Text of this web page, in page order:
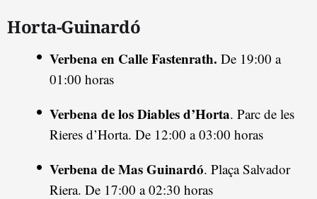
Horta-Guinardó
Verbena en Calle Fastenrath. De 19:00 a
01:00 horas
Verbena de los Diables d’Horta. Parc de les
Rieres d’Horta. De 12:00 a 03:00 horas
Verbena de Mas Guinardó. Plaça Salvador
Riera. De 17:00 a 02:30 horas